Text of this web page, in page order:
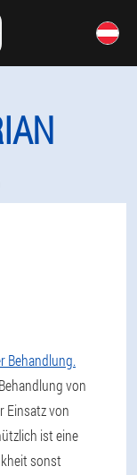
Behandlung.
von
Einsatz von
ist eine
sonst